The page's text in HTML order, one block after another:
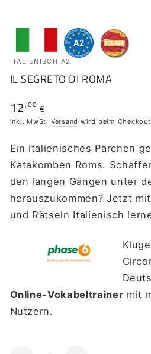
ITALIENISCH A2
IL SEGRETO DI ROMA
Regulärer
Preis
12,00 €
inkl. MwSt. Versand wird beim
Ein italienisches Pärchen
Katakomben Roms.
den langen Gängen unter
herauszukommen? Jetzt
und Rätseln Italienisch
Online-Vokabeltrainer mit
Nutzern.